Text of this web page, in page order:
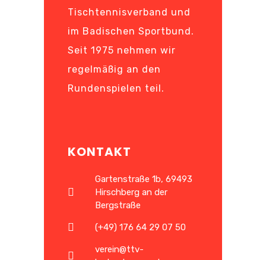
Tischtennisverband und
im Badischen Sportbund.
Seit 1975 nehmen wir
regelmäßig an den
Rundenspielen teil.
KONTAKT
Gartenstraße 1b, 69493
Hirschberg an der
Bergstraße
(+49) 176 64 29 07 50
verein@ttv-